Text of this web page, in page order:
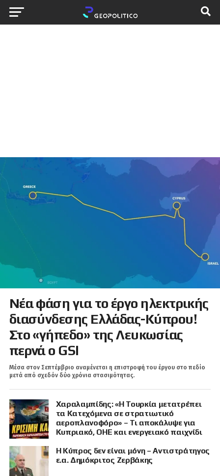
Νέα φάση για το έργο ηλεκτρικής
διασύνδεσης Ελλάδας-Κύπρου!
Στο «γήπεδο» της Λευκωσίας
περνά ο GSI
Μέσα στον Σεπτέμβριο αναμένεται η επιστροφή του έργου στο πεδίο
μετά από σχεδόν δύο χρόνια στασιμότητας.
Χαραλαμπίδης: «Η Τουρκία μετατρέπει
τα Κατεχόμενα σε στρατιωτικό
αεροπλανοφόρο» – Τι αποκάλυψε για
Κυπριακό, ΟΗΕ και ενεργειακό παιχνίδι
Η Κύπρος δεν είναι μόνη – Αντιστράτηγος
ε.α. Δημόκριτος Ζερβάκης